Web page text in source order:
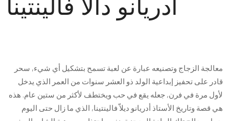
أدريانو دالاّ فالينتينا
معالجة الزجاج وتصنيعه عبارة عن لعبة تسمح بتشكيل أي شيء, سحر
قادر على تحفيز إبداعية الولد ذو العشر سنوات من العمر الذي يدخل
لأول مرة في فرن, جعله يقع في حب ويختطف لأكثر من ستين عام. هذه
هي قصة وتاريخ الأستاذ أدريانو ديلاّ فالينتينا, الذي ما زال حتى اليوم